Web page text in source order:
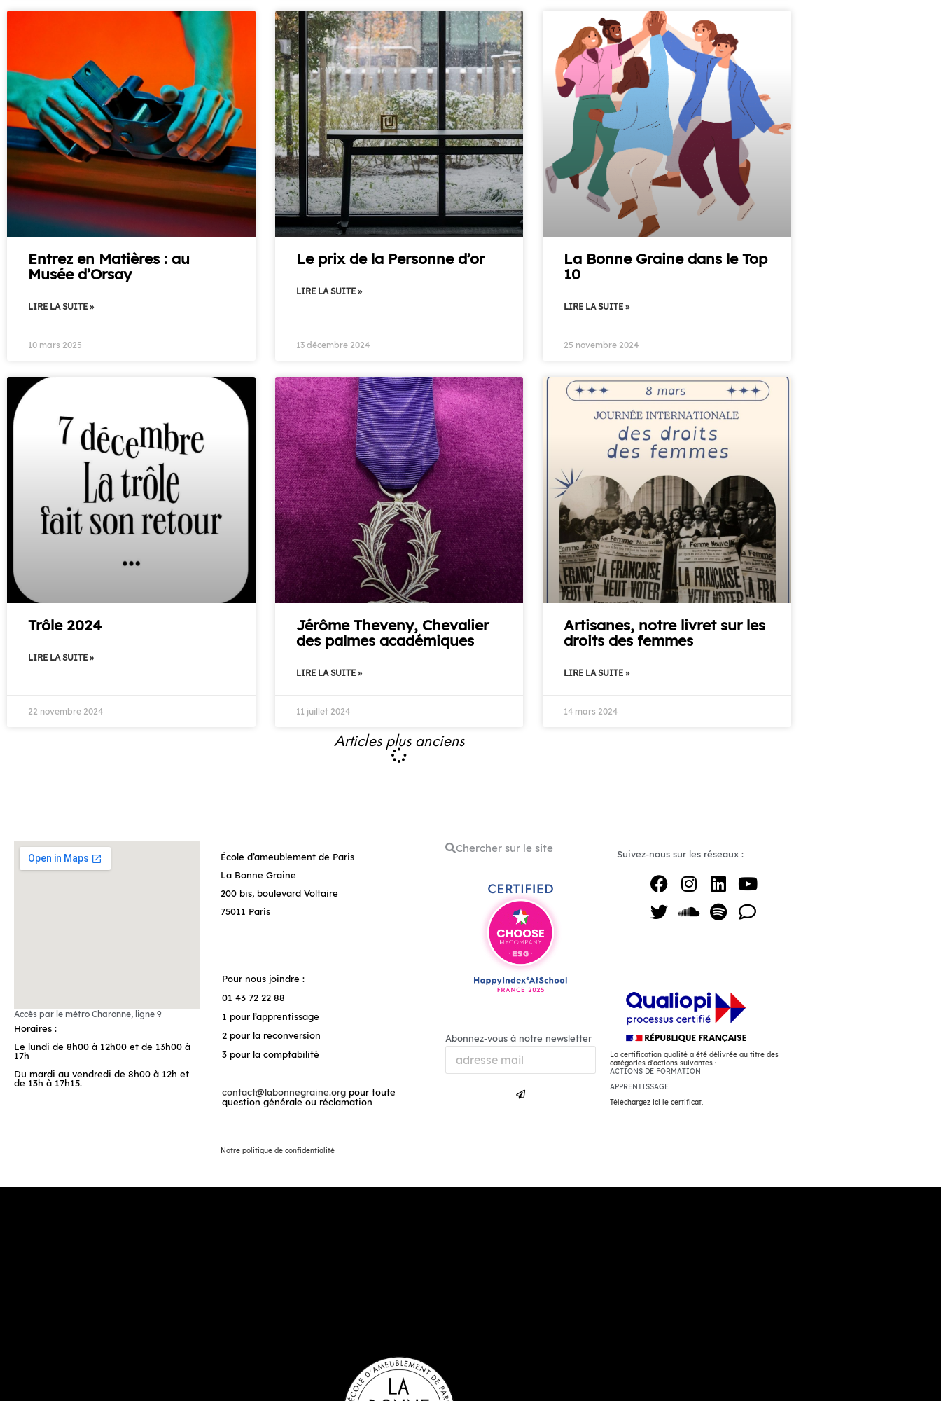
Entrez en Matières : au
Musée d’Orsay
LIRE LA SUITE »
10 mars 2025
Le prix de la Personne d’or
LIRE LA SUITE »
13 décembre 2024
La Bonne Graine dans le Top
10
LIRE LA SUITE »
25 novembre 2024
Trôle 2024
LIRE LA SUITE »
22 novembre 2024
Jérôme Theveny, Chevalier
des palmes académiques
LIRE LA SUITE »
11 juillet 2024
Artisanes, notre livret sur les
droits des femmes
LIRE LA SUITE »
14 mars 2024
Articles plus anciens
Accès par le métro Charonne, ligne 9
Horaires :
Le lundi de 8h00 à 12h00 et de 13h00 à
17h
Du mardi au vendredi de 8h00 à 12h et
de 13h à 17h15.
École d’ameublement de Paris
La Bonne Graine
200 bis, boulevard Voltaire
75011 Paris
Pour nous joindre :
01 43 72 22 88
1 pour l’apprentissage
2 pour la reconversion
3 pour la comptabilité
contact@labonnegraine.org pour toute
question générale ou réclamation
Notre politique de confidentialité
Abonnez-vous à notre newsletter
Suivez-nous sur les réseaux :
La certification qualité a été délivrée au titre des
catégories d’actions suivantes :
ACTIONS DE FORMATION
APPRENTISSAGE
Téléchargez ici le certificat.